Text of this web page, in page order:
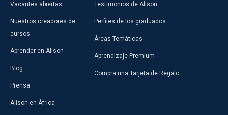
Vacantes abiertas
Nuestros creadores de
cursos
Aprender en Alison
Blog
Prensa
Alison en África
Testimonios de Alison
Perfiles de los graduados
Áreas Temáticas
Aprendizaje Premium
Compra una Tarjeta de Regalo